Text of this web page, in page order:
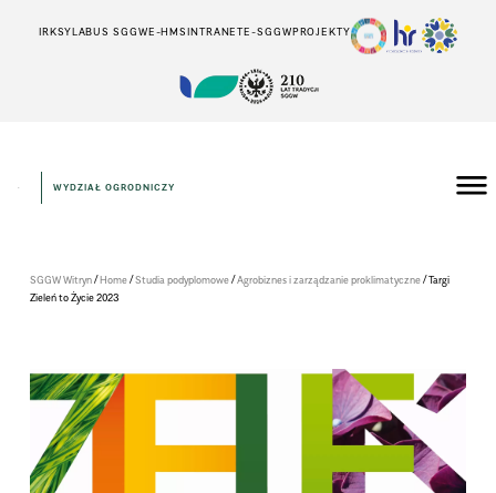
IRKSYLABUS SGGWE-HMSINTRANETE-SGGWPROJEKTY
WYDZIAŁ OGRODNICZY
SGGW Witryn/Home/Studia podyplomowe/Agrobiznes i zarządzanie proklimatyczne/Targi
Zie­leń to Życie 2023